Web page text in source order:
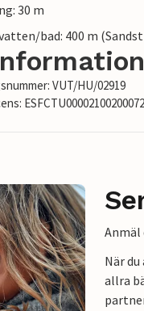
30 m
bad: 400 m
VUT/HU/02919
Anmäl
När
allra